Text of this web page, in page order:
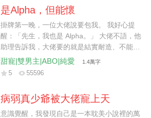
是Alpha，但能懷
掛牌第一晚，一位大佬說要包我。 我好心提
醒：「先生，我也是 Alpha。」 大佬不語，他
助理告訴我，大佬要的就是結實耐造、不能生
養的 Alpha。 我了然，立馬簽下兩千萬的合
同。 簽了一年，合約到期前半個月。 大佬助
甜寵|雙男主|ABO|純愛 1.4萬字
5 55596
病弱真少爺被大佬寵上天
意識覺醒，我發現自己是一本耽美小說裡的萬